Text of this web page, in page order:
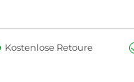
Kostenlose Retoure